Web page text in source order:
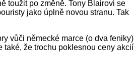
toužit po změně. Tony Blairovi se
jako úplně novou stranu. Tak
vůči německé marce (o dva feniky)
také, že trochu poklesnou ceny akcií